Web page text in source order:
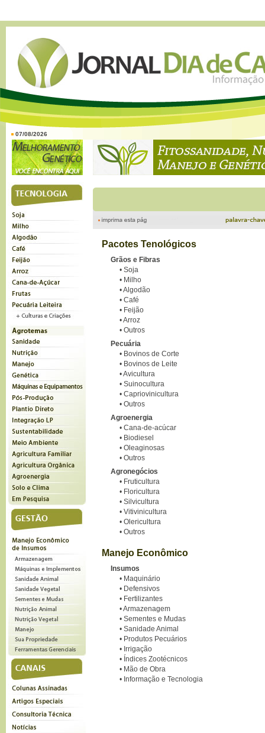
07/08/2026
Pacotes Tenológicos
Grãos e Fibras
• Soja
• Milho
•Algodão
• Café
• Feijão
•Arroz
• Outros
Pecuária
• Bovinos de Corte
• Bovinos de Leite
•Avicultura
• Suinocultura
• Capriovinicultura
• Outros
Agroenergia
• Cana-de-acúcar
• Biodiesel
• Oleaginosas
• Outros
Agronegócios
• Fruticultura
• Floricultura
• Silvicultura
• Vitivinicultura
• Olericultura
• Outros
Manejo Econômico
Insumos
• Maquinário
• Defensivos
• Fertilizantes
•Armazenagem
• Sementes e Mudas
• Sanidade Animal
• Produtos Pecuários
• Irrigação
• Índices Zootécnicos
• Mão de Obra
• Informação e Tecnologia